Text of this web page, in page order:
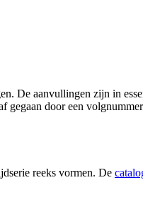
De aanvullingen zijn in
door een
reeks vormen. De